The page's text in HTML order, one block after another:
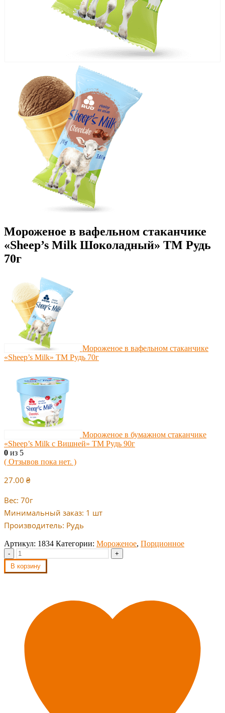
Мороженое в вафельном стаканчике
«Sheep’s Milk Шоколадный» ТМ Рудь
70г
Мороженое в вафельном стаканчике
«Sheep’s Milk» ТМ Рудь 70г
Мороженое в бумажном стаканчике
«Sheep’s Milk с Вишней» ТМ Рудь 90г
0 из 5
( Отзывов пока нет. )
27.00 ₴
Вес: 70г
Минимальный заказ: 1 шт
Производитель: Рудь
Артикул: 1834 Категории: Мороженое, Порционное
-
+
В корзину